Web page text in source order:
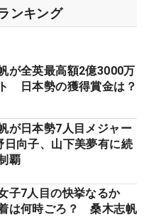
ンキング
が全英最高額2億3000万
日本勢の獲得賞金は？
が日本勢7人目メジャー
向子、山下美夢有に続
覇
子7人目の快挙なるか
は何時ごろ？ 桑木志帆